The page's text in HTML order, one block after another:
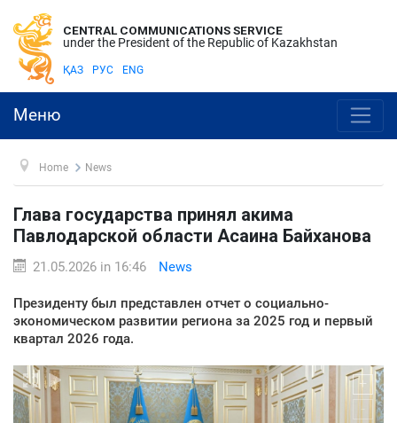
CENTRAL COMMUNICATIONS SERVICE
under the President of the Republic of Kazakhstan
ҚАЗ РУС ENG
Меню
Home News
Глава государства принял акима
Павлодарской области Асаина Байханова
21.05.2026 in 16:46 News
Президенту был представлен отчет о социально-
экономическом развитии региона за 2025 год и первый
квартал 2026 года.